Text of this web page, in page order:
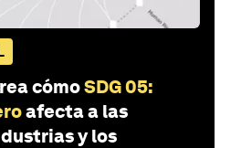
cómoSDG 05:
afecta a las
y los